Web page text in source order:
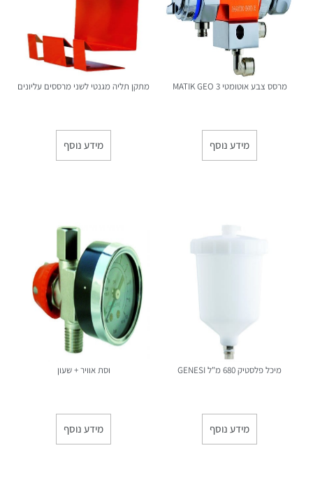
מרסס צבע אוטומטי MATIK GEO 3
מידע נוסף
מתקן תליה מגנטי לשני מרססים עליונים
מידע נוסף
מיכל פלסטיק 680 מ"ל GENESI
מידע נוסף
וסת אוויר + שעון
מידע נוסף